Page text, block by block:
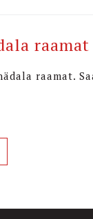
raamat
raamat.